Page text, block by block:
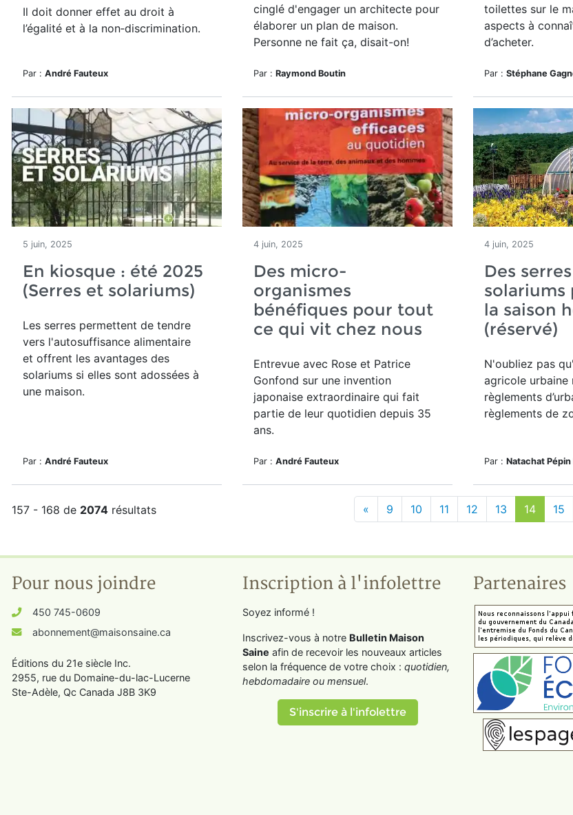
Il doit donner effet au droit à
l’égalité et à la non‑discrimination.
Par : André Fauteux
cinglé d'engager un architecte pour
élaborer un plan de maison.
Personne ne fait ça, disait-on!
Par : Raymond Boutin
toilettes sur le
aspects à
d’acheter.
Par : Stéphane
5 juin, 2025
En kiosque : été 2025
(Serres et solariums)
Les serres permettent de tendre
vers l'autosuffisance alimentaire
et offrent les avantages des
solariums si elles sont adossées à
une maison.
Par : André Fauteux
4 juin, 2025
Des micro-
organismes
bénéfiques pour tout
ce qui vit chez nous
Entrevue avec Rose et Patrice
Gonfond sur une invention
japonaise extraordinaire qui fait
partie de leur quotidien depuis 35
ans.
Par : André Fauteux
4 juin, 2025
Des
solariums
la saison
(réservé)
N'oubliez pas
agricole urbaine
règlements
règlements de
Par : Natachat Pépin
157 - 168 de 2074 résultats « 9 10 11 12 13 14 15
Pour nous joindre
450 745-0609
abonnement@maisonsaine.ca
Éditions du 21e siècle Inc.
2955, rue du Domaine-du-lac-Lucerne
Ste-Adèle, Qc Canada J8B 3K9
Inscription à l'infolettre
Soyez informé !
Inscrivez-vous à notre Bulletin Maison
Saine afin de recevoir les nouveaux articles
selon la fréquence de votre choix : quotidien,
hebdomadaire ou mensuel.
S'inscrire à l'infolettre
Partenaires